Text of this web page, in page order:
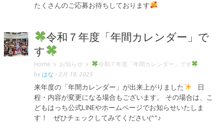
たくさんのご応募お待ちしております
令和７年度「年間カレンダー」で
す
Home お知らせ
令和７年度「年間カレンダー」です
by はな - 2月 19, 2025
来年度の「年間カレンダー」が出来上がりました
日
程・内容が変更になる場合もございます。 その場合は、こ
どもはっち公式LINEやホームページでお知らせいたしま
す！ ぜひチェックしてみてください(^^♪